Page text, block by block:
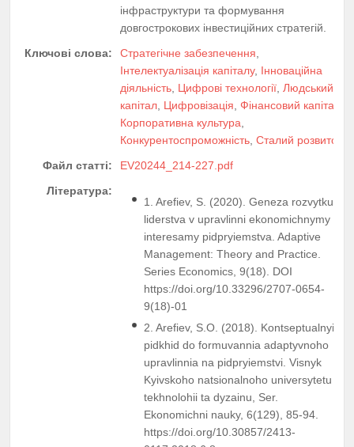
інфраструктури та формування
довгострокових інвестиційних стратегій.
Ключові слова:
Стратегічне забезпечення
Інтелектуалізація капіталу, Інноваційна
діяльність Цифрові технології Людський
капітал Цифровізація Фінансовий капітал
Корпоративна культура
Конкурентоспроможність Сталий розвиток
Файл статті:
EV20244_214-227.pdf
Література:
1. Arefiev, S. (2020). Geneza rozvytku
liderstva v upravlinni ekonomichnymy
interesamy pidpryiemstva. Adaptive
Management: Theory and Practice.
Series Economics, 9(18). DOI
https://doi.org/10.33296/2707-0654-
9(18)-01
2. Arefiev, S.O. (2018). Kontseptualnyi
pidkhid do formuvannia adaptyvnoho
upravlinnia na pidpryiemstvi. Visnyk
Kyivskoho natsionalnoho universytetu
tekhnolohii ta dyzainu, Ser.
Ekonomichni nauky, 6(129), 85-94.
https://doi.org/10.30857/2413-